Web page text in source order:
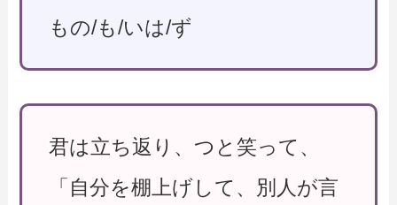
もの/も/いは/ず
君は立ち返り、つと笑って、
「自分を棚上げして、別人が言